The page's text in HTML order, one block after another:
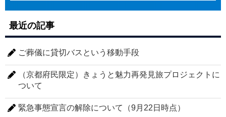
最近の記事
ご葬儀に貸切バスという移動手段
（京都府民限定）きょうと魅力再発見旅プロジェクトに
ついて
緊急事態宣言の解除について（9月22日時点）